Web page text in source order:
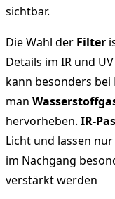
sichtbar.
Die Wahl der Filter
Details im IR und
kann besonders
man
hervorheben. IR-
Licht und lassen
im Nachgang
verstärkt werden